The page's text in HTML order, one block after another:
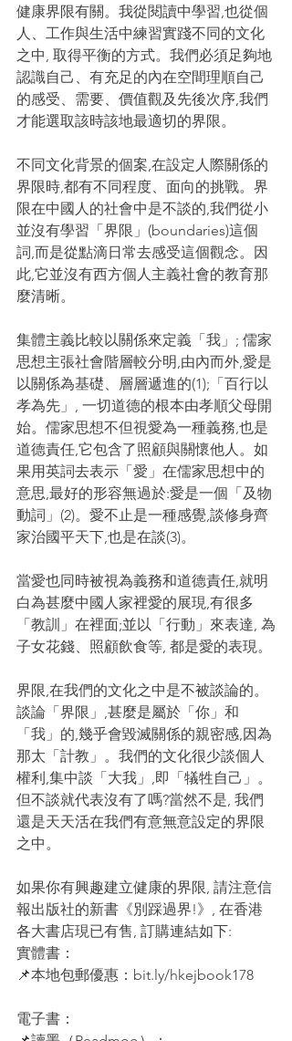
健康界限有關。我從閱讀中學習,也從個
人、工作與生活中練習實踐不同的文化
之中, 取得平衡的方式。我們必須足夠地
認識自己、有充足的內在空間理順自己
的感受、需要、價值觀及先後次序,我們
才能選取該時該地最適切的界限。
不同文化背景的個案,在設定人際關係的
界限時,都有不同程度、面向的挑戰。界
限在中國人的社會中是不談的,我們從小
並沒有學習「界限」(boundaries)這個
詞,而是從點滴日常去感受這個觀念。因
此,它並沒有西方個人主義社會的教育那
麼清晰。
集體主義比較以關係來定義「我」; 儒家
思想主張社會階層較分明,由內而外,愛是
以關係為基礎、層層遞進的(1);「百行以
孝為先」, 一切道德的根本由孝順父母開
始。儒家思想不但視愛為一種義務,也是
道德責任,它包含了照顧與關懷他人。如
果用英詞去表示「愛」在儒家思想中的
意思,最好的形容無過於:愛是一個「及物
動詞」(2)。愛不止是一種感覺,談修身齊
家治國平天下,也是在談(3)。
當愛也同時被視為義務和道德責任,就明
白為甚麼中國人家裡愛的展現,有很多
「教訓」在裡面;並以「行動」來表達, 為
子女花錢、照顧飲食等, 都是愛的表現。
界限,在我們的文化之中是不被談論的。
談論「界限」,甚麼是屬於「你」和
「我」的,幾乎會毀滅關係的親密感,因為
那太「計教」。我們的文化很少談個人
權利,集中談「大我」,即「犠牲自己」。
但不談就代表沒有了嗎?當然不是, 我們
還是天天活在我們有意無意設定的界限
之中。
如果你有興趣建立健康的界限, 請注意信
報出版社的新書《別踩過界!》, 在香港
各大書店現已有售, 訂購連結如下:
實體書：
📌本地包郵優惠：bit.ly/hkejbook178
電子書：